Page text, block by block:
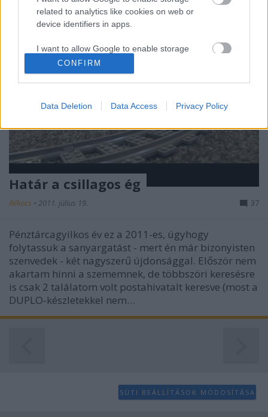
related to analytics like cookies on web or
device identifiers in apps.
I want to allow Google to enable storage
related to functionality of the website or app.
I want to allow Google to enable storage
related to security, including authentication
functionality and fraud prevention, and other
user protection.
CONFIRM
Data Deletion Data Access Privacy Policy
Határ a csillagos ég
Rékocs • 2011. július 19. 37
Pénztárcagyilkos év ez a 2011-es, úgyhogy
folytassuk a sanyargatást - mert én már bizonyisten
szenvedek - két nagyszerű újdonsággal. Először nem
akartam hinni a szememnek, de többszöri keresésre
is csak 2 találatom volt postahivatalt keresve (most a
DUPLO-készletekkel nem…
SÜTI BEÁLLÍTÁSOK MÓDOSÍTÁSA